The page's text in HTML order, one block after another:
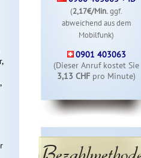
(2,17€/Min.ggf.
abweichend aus dem
Mobilfunk)
0901 403063
(Dieser Anruf kostet Sie
3,13 CHF pro Minute)